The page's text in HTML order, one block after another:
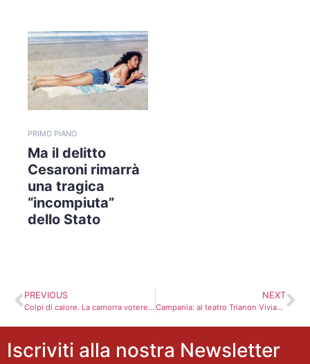
PRIMO PIANO
Ma il delitto
Cesaroni rimarrà
una tragica
“incompiuta”
dello Stato
PREVIOUS
Colpi di calore. La camorra voterebbe per De Magistris. Lo manda a dire Capone
NEXT
Campania: al teatro Trianon Viviani si torna a respirare ‘Aria di Napoli’
Iscriviti alla nostra Newsletter